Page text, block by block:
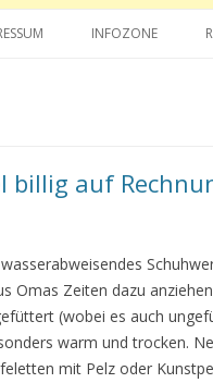
INFOZONE
billig auf
Omas Zeiten dazu
(wobei es auch
warm und trocken.
mit Pelz oder